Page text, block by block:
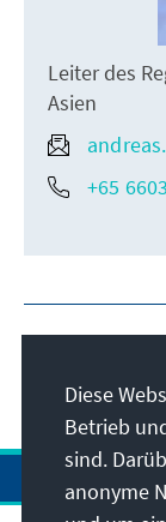
Leiter des
Asien
+65
Diese
Betrieb
sind.
anonyme